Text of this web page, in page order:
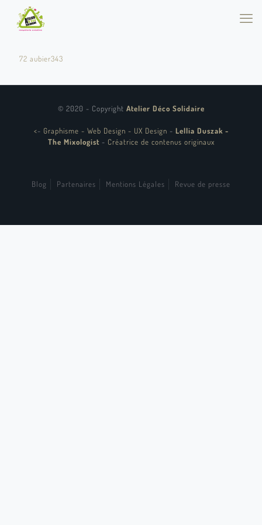
72 aubier343
© 2020 - Copyright Atelier Déco Solidaire
<- Graphisme - Web Design - UX Design - Lellia Duszak -
The Mixologist - Créatrice de contenus originaux
Blog Partenaires Mentions Légales Revue de presse